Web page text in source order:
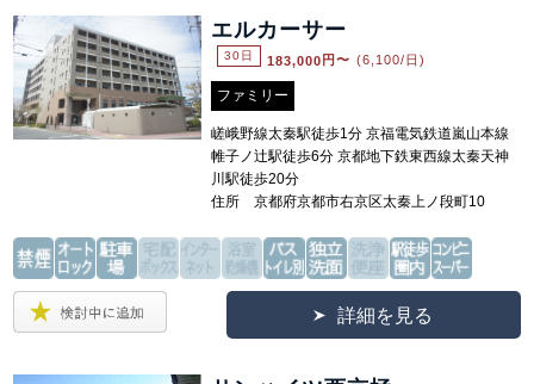
エルカーサー
30日 183,000 円〜 (6,100/日)
ファミリー
嵯峨野線太秦駅徒歩1分 京福電気鉄道嵐山本線
帷子ノ辻駅徒歩6分 京都地下鉄東西線太秦天神
川駅徒歩20分
住所 京都府京都市右京区太秦上ノ段町10
詳細を見る